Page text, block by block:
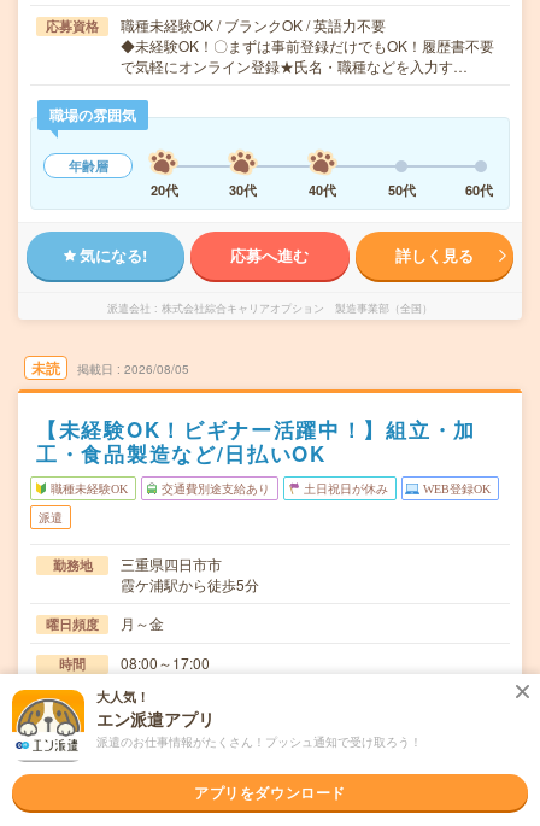
応募資格
職種未経験OK / ブランクOK / 英語力不要
◆未経験OK！〇まずは事前登録だけでもOK！履歴書不要
で気軽にオンライン登録★氏名・職種などを入力す…
職場の雰囲気
年齢層
20代
30代 40代 50代 60代
気になる! 応募へ進む 詳しく見る
派遣会社 株式会社綜合キャリアオプション 製造事業部（全国）
未読 掲載日 2026/08/05
【未経験OK！ビギナー活躍中！】組立・加
工・食品製造など/日払いOK
職種未経験OK 交通費別途支給あり 土日祝日が休み WEB登録OK
派遣
勤務地
三重県四日市市
霞ケ浦駅から徒歩5分
曜日頻度 月～金
時間 08:00～17:00
期間 長期でお仕事できる方、大歓迎！
時給 時給1200円
交通費
交通費規定内支給
大人気！
エン派遣アプリ
派遣のお仕事情報がたくさん！プッシュ通知で受け取ろう！
アプリをダウンロード